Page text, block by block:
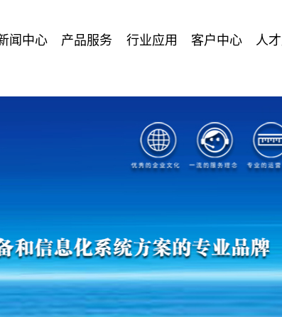
闻中心 产品服务 行业应用 客户中心 人